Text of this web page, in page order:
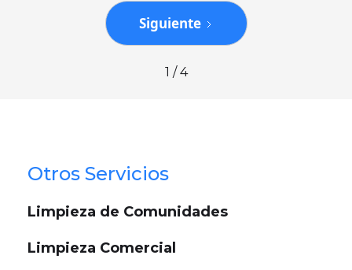
Siguiente
1 / 4
Otros Servicios
Limpieza de Comunidades
Limpieza Comercial